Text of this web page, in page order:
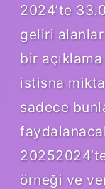
2024’te
geliri
bir
istisna
sadece
örneği ve